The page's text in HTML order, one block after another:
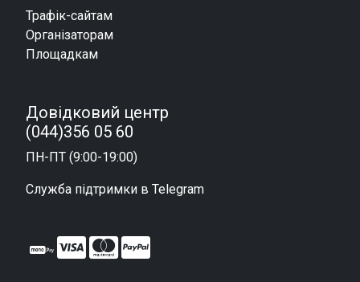
Трафік-сайтам
Організаторам
Площадкам
Довідковий центр
(044)356 05 60
ПН-ПТ (9:00-19:00)
Служба підтримки в Telegram